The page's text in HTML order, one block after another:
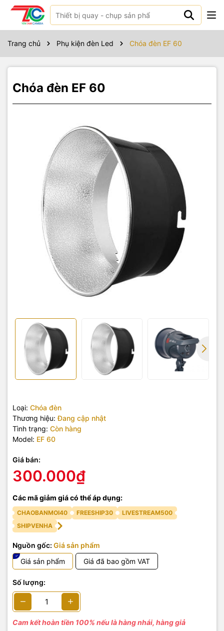
Trang chủ Phụ kiện đèn Led Chóa đèn EF 60
Chóa đèn EF 60
Loại: Chóa đèn
Thương hiệu: Đang cập nhật
Tình trạng: Còn hàng
Model: EF 60
Giá bán:
300.000₫
Các mã giảm giá có thể áp dụng:
CHAOBANMOI40 FREESHIP30
LIVESTREAM500
SHIPVENHA
Nguồn gốc: Giá sản phẩm
Giá sản phẩm
Giá đã bao gồm VAT
Số lượng:
Cam kết hoàn tiền 100% nếu là hàng nhái, hàng giả
Sản phẩm bao gồm